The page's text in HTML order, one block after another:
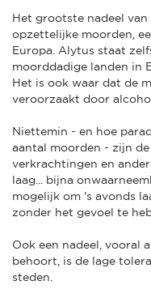
Het grootste nadeel
opzettelijke moorden,
Europa. Alytus staat
moorddadige landen in
Het is ook waar dat de
veroorzaakt door
Niettemin - en hoe
aantal moorden - zijn
verkrachtingen en
laag... bijna
mogelijk om 's avonds
zonder het gevoel te
Ook een nadeel, vooral
behoort, is de lage
steden.